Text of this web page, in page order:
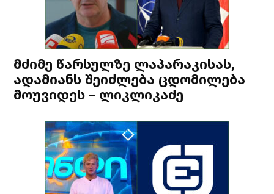
მძიმე წარსულზე ლაპარაკისას,
ადამიანს შეიძლება ცდომილება
მოუვიდეს – ლიკლიკაძე